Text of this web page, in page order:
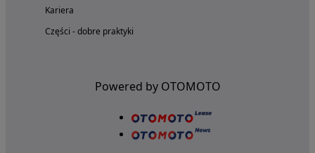
Kariera
Części - dobre praktyki
Powered by OTOMOTO